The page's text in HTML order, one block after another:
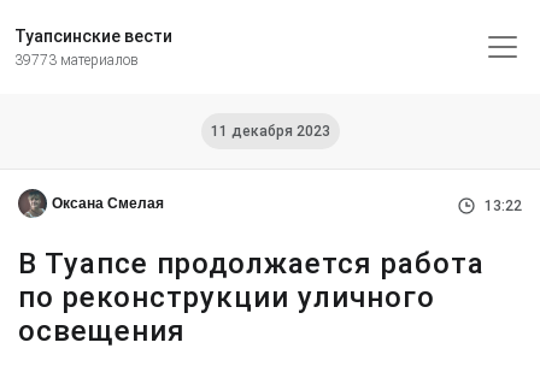
Туапсинские вести
39773 материалов
11 декабря 2023
Оксана Смелая 13:22
В Туапсе продолжается работа
по реконструкции уличного
освещения